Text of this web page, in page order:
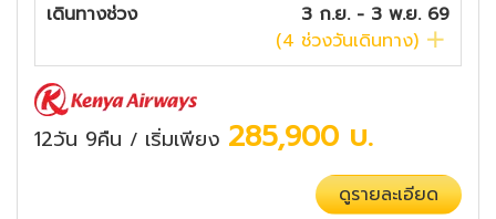
เดินทางช่วง
3 ก.ย. - 3 พ.ย. 69
(4 ช่วงวันเดินทาง)
12วัน 9คืน / เริ่มเพียง 285,900 บ.
ดูรายละเอียด